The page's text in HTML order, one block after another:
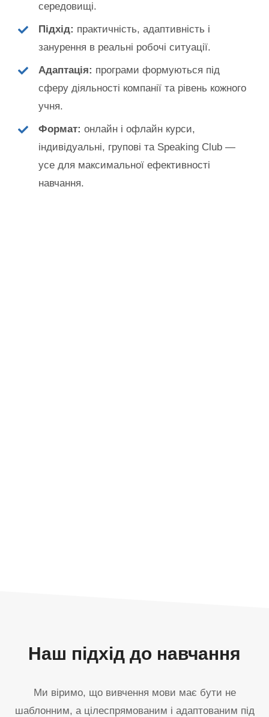
середовищі.
Підхід: практичність, адаптивність і
занурення в реальні робочі ситуації.
Адаптація: програми формуються під
сферу діяльності компанії та рівень кожного
учня.
Формат: онлайн і офлайн курси,
індивідуальні, групові та Speaking Club —
усе для максимальної ефективності
навчання.
Наш підхід до навчання
Ми віримо, що вивчення мови має бути не
шаблонним, а цілеспрямованим і адаптованим під